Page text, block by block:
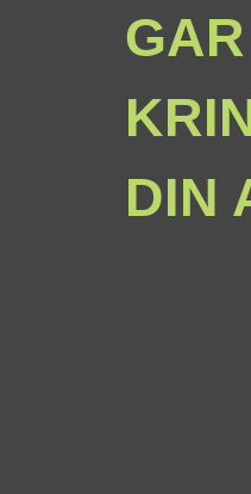
GAR
DIN